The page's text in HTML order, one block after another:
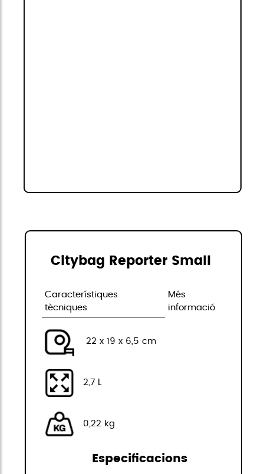
Citybag Reporter Small
Característiques
tècniques
Més
informació
22 x 19 x 6,5 cm
2,7 L
0,22 kg
Especificacions